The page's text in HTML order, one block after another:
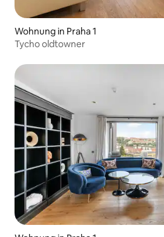
Wohnung in Praha 1
Tycho oldtowner